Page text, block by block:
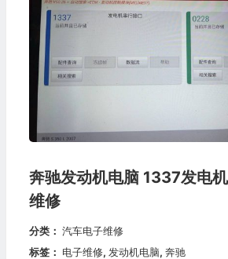
奔驰发动机电脑 1337发电
维修
分类： 汽车电子维修
标签： 电子维修, 发动机电脑, 奔驰